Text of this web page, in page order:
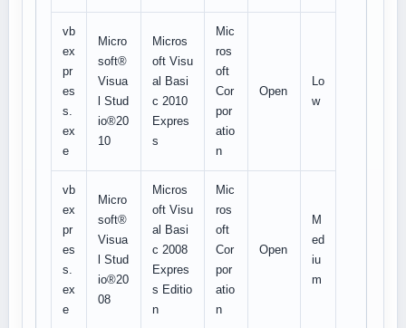
vb
ex
pr
es
s.
ex
e
Micro
soft®
Visua
l Stud
io®20
10
Micros
oft Visu
al Basi
c 2010
Expres
s
Mic
ros
oft
Cor
por
atio
n
Open
Lo
w
vb
ex
pr
es
s.
ex
e
Micro
soft®
Visua
l Stud
io®20
08
Micros
oft Visu
al Basi
c 2008
Expres
s Editio
n
Mic
ros
oft
Cor
por
atio
n
Open
M
ed
iu
m